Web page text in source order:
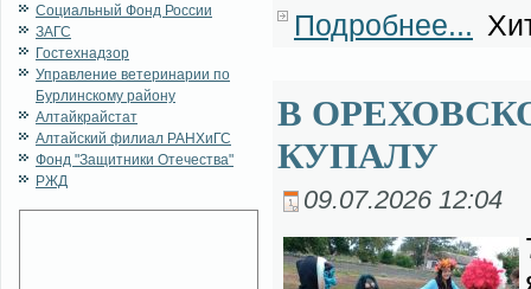
Социальный Фонд России
ЗАГС
Гостехнадзор
Управление ветеринарии по
Бурлинскому району
Алтайкрайстат
Алтайский филиал РАНХиГС
Фонд "Защитники Отечества"
РЖД
Подробнее...
В
КУПАЛУ
09.07.2026 12:04